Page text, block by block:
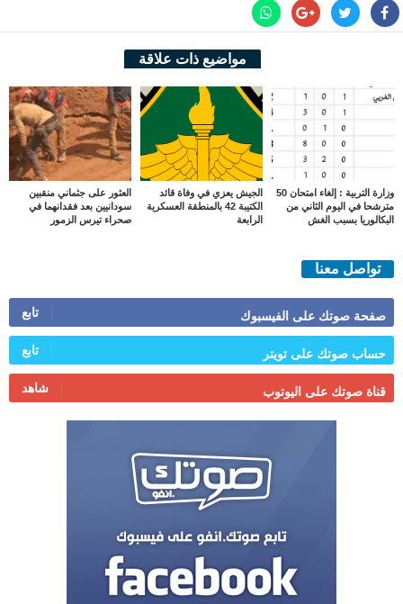
مواضيع ذات علاقة
وزارة التربية : إلغاء امتحان 50
مترشحا في اليوم الثاني من
البكالوريا بسبب الغش
الجيش يعزي في وفاة قائد
الكتيبة 42 بالمنطقة العسكرية
الرابعة
العثور على جثماني منقبين
سودانيين بعد فقدانهما في
صحراء تيرس الزمور
تواصل معنا
صفحة صوتك على الفيسبوك تابع
حساب صوتك على تويتر تابع
قناة صوتك على اليوتوب شاهد